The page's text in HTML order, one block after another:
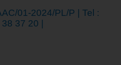
01-2024/PL/P | Tel :
37 20 |